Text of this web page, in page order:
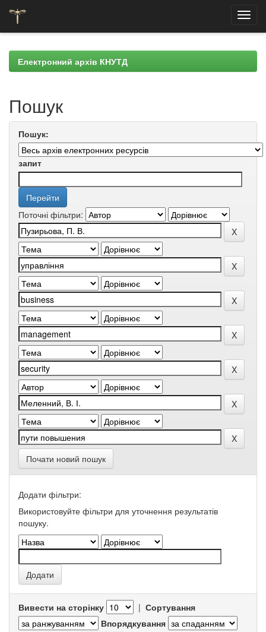
navigationЕлектронний архів КНУТД
Пошук
Пошук:
запит
Поточні фільтри:
Почати новий пошук
Додати фільтри:
Використовуйте фільтри для уточнення результатів
пошуку.
Вивести на сторінку | Сортування
Впорядкування